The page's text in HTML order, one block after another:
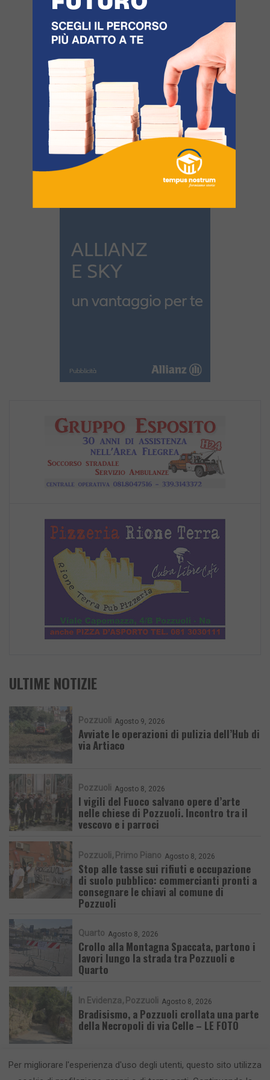
ULTIME NOTIZIE
Pozzuoli Agosto 9, 2026
Avviate le operazioni di pulizia dell’Hub di
via Artiaco
Pozzuoli Agosto 8, 2026
I vigili del Fuoco salvano opere d’arte
nelle chiese di Pozzuoli. Incontro tra il
vescovo e i parroci
Pozzuoli Primo Piano Agosto 8, 2026
Stop alle tasse sui rifiuti e occupazione
di suolo pubblico: commercianti pronti a
consegnare le chiavi al comune di
Pozzuoli
Quarto Agosto 8, 2026
Crollo alla Montagna Spaccata, partono i
lavori lungo la strada tra Pozzuoli e
Quarto
In Evidenza Pozzuoli Agosto 8, 2026
Bradisismo, a Pozzuoli crollata una parte
della Necropoli di via Celle – LE FOTO
Per migliorare l'esperienza d'uso degli utenti, questo sito utilizza